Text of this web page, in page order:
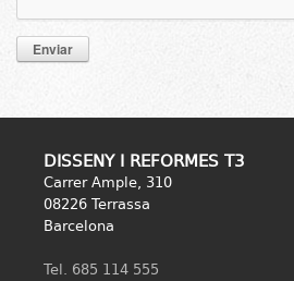
DISSENY I REFORMES T3
Carrer Ample, 310
08226 Terrassa
Barcelona
Tel. 685 114 555